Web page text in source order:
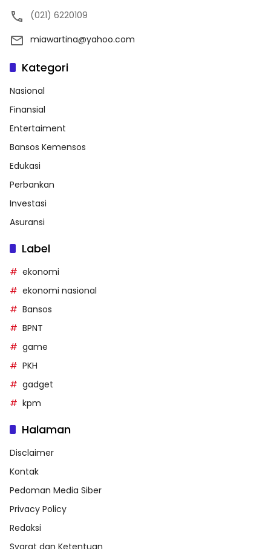
(021) 6220109
miawartina@yahoo.com
Kategori
Nasional
Finansial
Entertaiment
Bansos Kemensos
Edukasi
Perbankan
Investasi
Asuransi
Label
ekonomi
ekonomi nasional
Bansos
BPNT
game
PKH
gadget
kpm
Halaman
Disclaimer
Kontak
Pedoman Media Siber
Privacy Policy
Redaksi